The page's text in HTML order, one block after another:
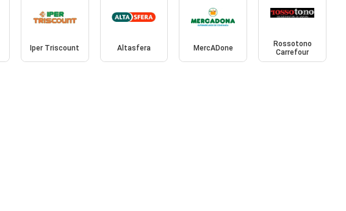
Iper Triscount Altasfera MercADone
Rossotono
Carrefour